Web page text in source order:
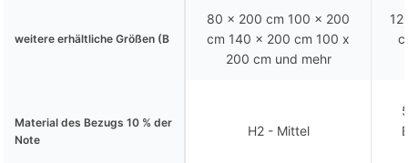
weitere erhältliche Größen (B
80 x 200 cm 100 x 200
cm 140 x 200 cm 100 x
200 cm und mehr
Material des Bezugs 10 % der
Note
H2 - Mittel